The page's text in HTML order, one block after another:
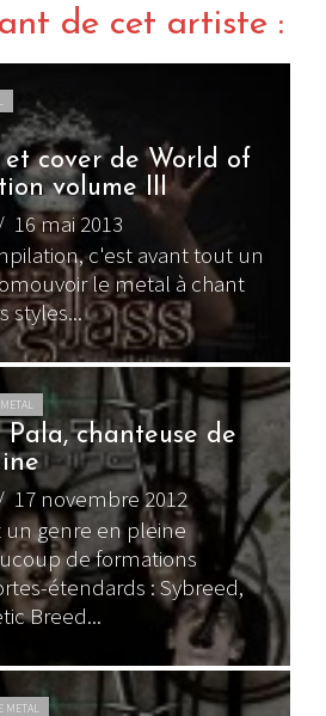
de cet artiste :
cover de World of
volume III
16 mai 2013
c'est avant tout un
le metal à chant
styles...
chanteuse de
17 novembre 2012
un genre en pleine
de formations
étendards : Sybreed,
Breed...
METAL